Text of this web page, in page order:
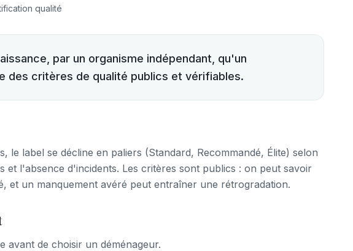
qualité
par un organisme indépendant, qu'un
des critères de qualité publics et vérifiables.
le label se décline en paliers (Standard, Recommandé, Élite) selon
et l'absence d'incidents. Les critères sont publics : on peut savoir
et un manquement avéré peut entraîner une rétrogradation.
avant de choisir un déménageur.